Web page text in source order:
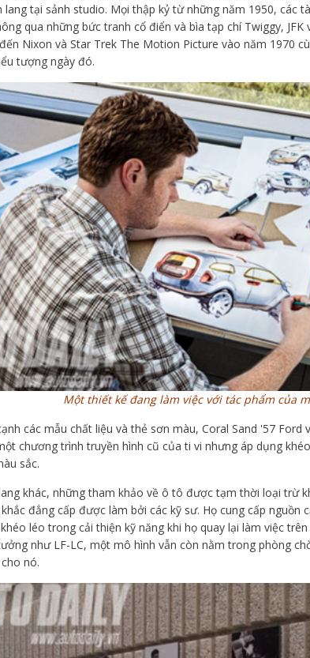
tại sảnh studio. Mọi thập kỷ từ những năm 1950, các
qua những bức tranh cổ điển và bìa tạp chí Twiggy,
Nixon và Star Trek The Motion Picture vào năm 1970
tượng ngày đó.
Một thiết kế đang làm việc với tác phẩm của
các mẫu chất liệu và thẻ sơn màu, Coral Sand '57 Ford
chương trình truyền hình cũ của ti vi nhưng áp dụng
sắc.
khác, những tham khảo về ô tô được tạm thời loại trừ
đẳng cấp được làm bởi các kỹ sư. Họ cung cấp nguồn
léo trong cải thiện kỹ năng khi họ quay lại làm việc
như LF-LC, một mô hình vẫn còn nằm trong phòng
nó.